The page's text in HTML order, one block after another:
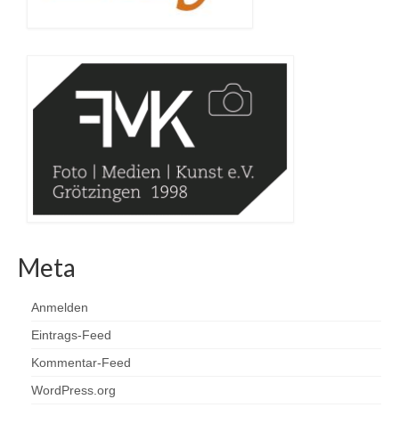
Meta
Anmelden
Eintrags-Feed
Kommentar-Feed
WordPress.org